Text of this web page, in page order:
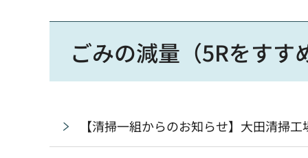
ごみの減量（5Rをすす
【清掃一組からのお知らせ】大田清掃